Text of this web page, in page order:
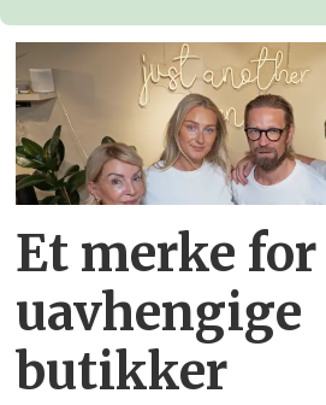
Et merke for
uavhengige
butikker